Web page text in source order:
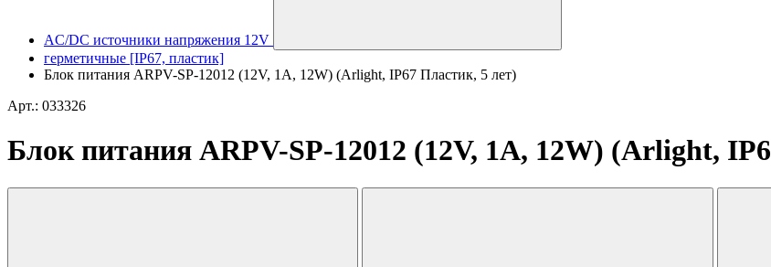
AC/DC источники напряжения 12V
герметичные [IP67, пластик]
Блок питания ARPV-SP-12012 (12V, 1A, 12W) (Arlight, IP67 Пластик, 5 лет)
Арт.: 033326
Блок питания ARPV-SP-12012 (12V, 1A, 12W) (Arlight,